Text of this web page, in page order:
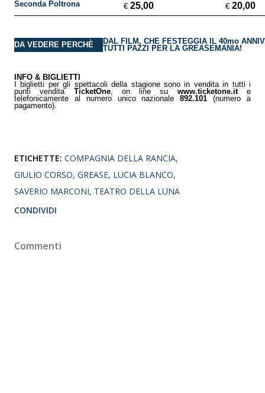
Seconda Poltrona € 25,00 € 20,00
DA VEDERE PERCHÈ
DAL FILM, CHE FESTEGGIA IL 40mo
TUTTI PAZZI PER LA GREASEMANIA!
INFO & BIGLIETTI
I biglietti per gli spettacoli della stagione sono in vendita in tutti i
punti vendita TicketOne, on line su www.ticketone.ite
telefonicamente al numero unico nazionale892.101 (numero a
pagamento).
ETICHETTE: COMPAGNIA DELLA RANCIA
GIULIO CORSO GREASE LUCIA BLANCO
SAVERIO MARCONI TEATRO DELLA LUNA
CONDIVIDI
Commenti